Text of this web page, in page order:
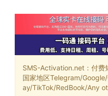
SMS-Activation.net：付费
国家地区Telegram/
ay/TikTok/RedBook/Any